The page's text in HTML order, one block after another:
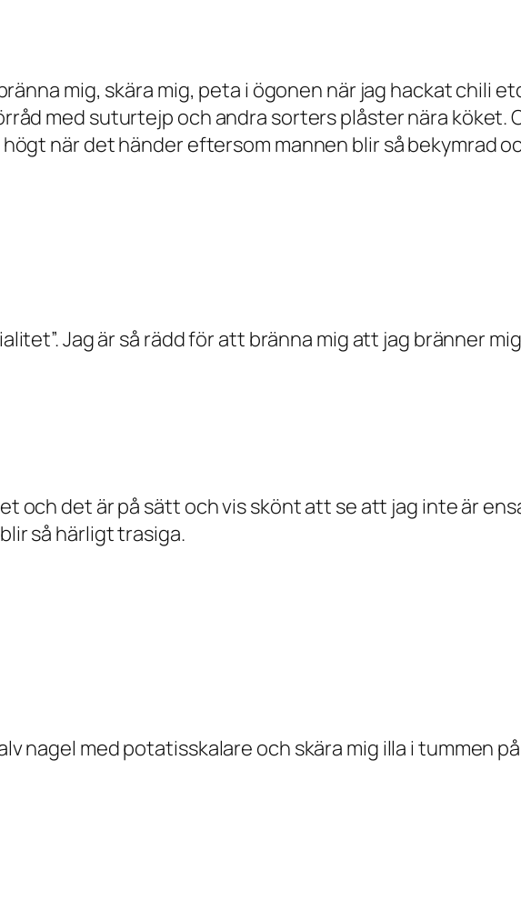
mig, skära mig, peta i ögonen när jag hackat chili
med suturtejp och andra sorters plåster nära köket.
när det händer eftersom mannen blir så bekymrad
Jag är så rädd för att bränna mig att jag bränner
och det är på sätt och vis skönt att se att jag inte är
så härligt trasiga.
nagel med potatisskalare och skära mig illa i tummen